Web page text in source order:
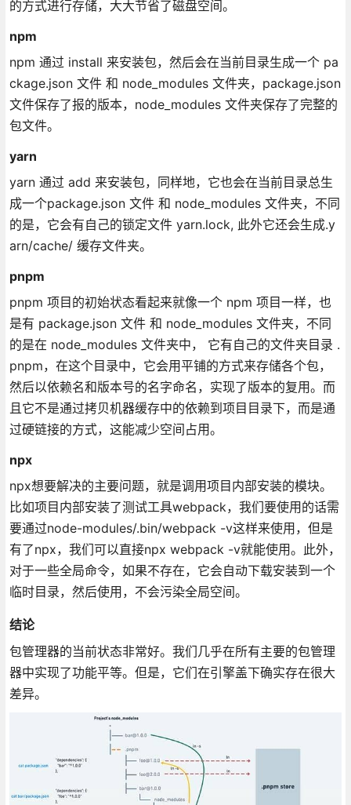
的方式进行存储，大大节省了磁盘空间。
npm
npm 通过 install 来安装包，然后会在当前目录生成一个 pa
ckage.json 文件 和 node_modules 文件夹，package.json
文件保存了报的版本，node_modules 文件夹保存了完整的
包文件。
yarn
yarn 通过 add 来安装包，同样地，它也会在当前目录总生
成一个package.json 文件 和 node_modules 文件夹，不同
的是，它会有自己的锁定文件 yarn.lock, 此外它还会生成.y
arn/cache/ 缓存文件夹。
pnpm
pnpm 项目的初始状态看起来就像一个 npm 项目一样，也
是有 package.json 文件 和 node_modules 文件夹，不同
的是在 node_modules 文件夹中， 它有自己的文件夹目录 .
pnpm，在这个目录中，它会用平铺的方式来存储各个包，
然后以依赖名和版本号的名字命名，实现了版本的复用。而
且它不是通过拷贝机器缓存中的依赖到项目目录下，而是通
过硬链接的方式，这能减少空间占用。
npx
npx想要解决的主要问题，就是调用项目内部安装的模块。
比如项目内部安装了测试工具webpack，我们要使用的话需
要通过node-modules/.bin/webpack -v这样来使用，但是
有了npx，我们可以直接npx webpack -v就能使用。此外，
对于一些全局命令，如果不存在，它会自动下载安装到一个
临时目录，然后使用，不会污染全局空间。
结论
包管理器的当前状态非常好。我们几乎在所有主要的包管理
器中实现了功能平等。但是，它们在引擎盖下确实存在很大
差异。